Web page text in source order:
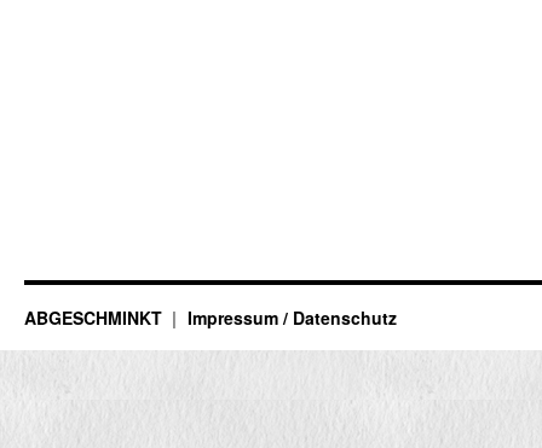
ABGESCHMINKT Impressum / Datenschutz